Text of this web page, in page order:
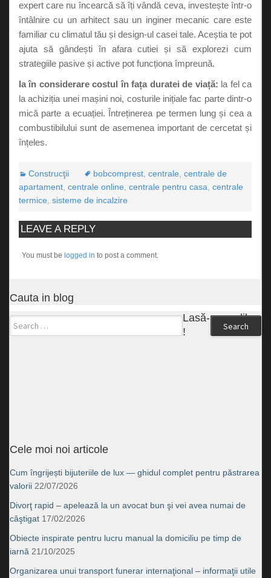
expert care nu încearcă să îți vândă ceva, investește într-o
întâlnire cu un arhitect sau un inginer mecanic care este
familiar cu climatul tău și design-ul casei tale. Aceștia te pot
ajuta să gândești în afara cutiei și să explorezi cum
strategiile pasive și active pot funcționa împreună.
Ia în considerare costul în fața duratei de viață: la fel ca
la achiziția unei mașini noi, costurile inițiale fac parte dintr-o
mică parte a ecuației. Întreținerea pe termen lung și cea a
combustibilului sunt de asemenea important de cercetat și
înțeles.
Construcţii bobcomprest centrale centrale de
apartament centrale online centrale pentru casa centrale
termice sisteme de incalzire
LEAVE A REPLY
You must be logged in to post a comment.
Cauta in blog
Search
Lasă-ne un like
!
Cele moi noi articole
Cum îngrijești bijuteriile de lux — ghidul complet pentru păstrarea
valorii 22/07/2026
Divorţ rapid – apelează la un avocat bun şi vei avea numai de
câştigat 17/02/2026
Obiecte inspirate pentru lucru manual la domiciliu pe timp de
iarnă 21/10/2025
Organizarea unui transport funerar internaţional – informaţii utile